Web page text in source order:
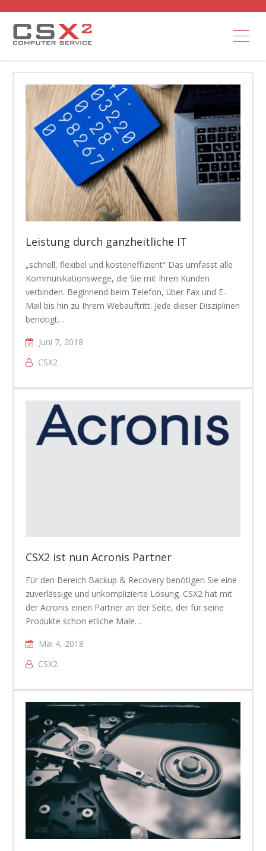
Uncategorized
Leistung durch ganzheitliche IT
„schnell, flexibel und kosteneffizient“ Das umfasst alle
Kommunikationswege, die Sie mit Ihren Kunden
verbinden. Beginnend beim Telefon, über Fax und E-
Mail bis hin zu Ihrem Webauftritt. Jede dieser Disziplinen
benötigt…
Juni 7, 2018
CSX2
CSX2 ist nun Acronis Partner
Für den Bereich Backup & Recovery benötigen Sie eine
zuverlässige und unkomplizierte Lösung. CSX2 hat mit
der Acronis einen Partner an der Seite, der für seine
Produkte schon etliche Male…
Mai 4, 2018
CSX2